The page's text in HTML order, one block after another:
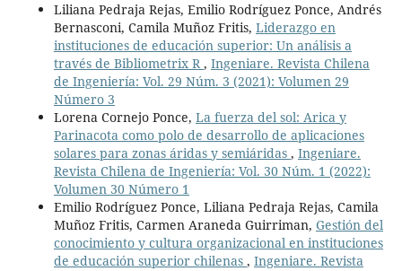
Liliana Pedraja Rejas, Emilio Rodríguez Ponce, Andrés
Bernasconi, Camila Muñoz Fritis, Liderazgo en
instituciones de educación superior: Un análisis a
través de Bibliometrix R, Ingeniare. Revista Chilena
de Ingeniería: Vol. 29 Núm. 3 (2021): Volumen 29
Número 3
Lorena Cornejo Ponce, La fuerza del sol: Arica y
Parinacota como polo de desarrollo de aplicaciones
solares para zonas áridas y semiáridas , Ingeniare.
Revista Chilena de Ingeniería: Vol. 30 Núm. 1 (2022):
Volumen 30 Número 1
Emilio Rodríguez Ponce, Liliana Pedraja Rejas, Camila
Muñoz Fritis, Carmen Araneda Guirriman, Gestión del
conocimiento y cultura organizacional en instituciones
de educación superior chilenas , Ingeniare. Revista